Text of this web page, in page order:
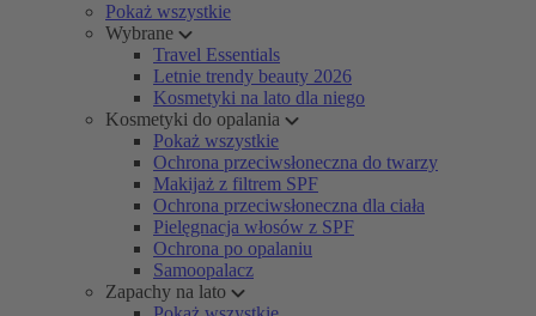
Pokaż wszystkie
Wybrane
Travel Essentials
Letnie trendy beauty 2026
Kosmetyki na lato dla niego
Kosmetyki do opalania
Pokaż wszystkie
Ochrona przeciwsłoneczna do twarzy
Makijaż z filtrem SPF
Ochrona przeciwsłoneczna dla ciała
Pielęgnacja włosów z SPF
Ochrona po opalaniu
Samoopalacz
Zapachy na lato